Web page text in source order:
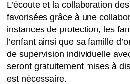
L’écoute et la collaboration
favorisées grâce à une
instances de protection, les
l’enfant ainsi que sa famille
de supervision individuelle
seront gratuitement mises à
est nécessaire.